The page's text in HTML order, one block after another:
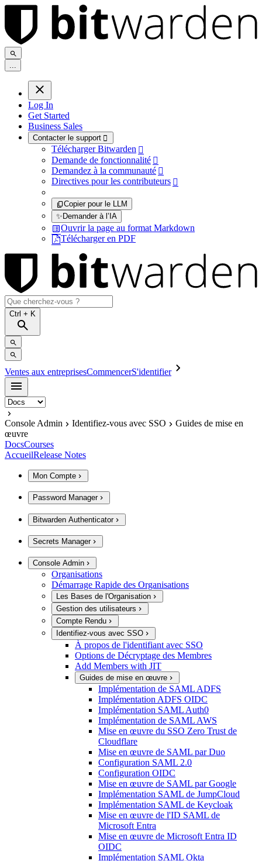
...
Log In
Get Started
Business Sales
Contacter le support 
Télécharger Bitwarden 
Demande de fonctionnalité 
Demandez à la communauté 
Directives pour les contributeurs 
Copier pour le LLM
✨Demander à l’IA
Ouvrir la page au format Markdown
Télécharger en PDF
Ctrl + K
Ventes aux entreprisesCommencerS'identifier
Console Admin Identifiez-vous avec SSO
Guides de mise en
œuvre
DocsCourses
AccueilRelease Notes
Mon Compte
Password Manager
Bitwarden Authenticator
Secrets Manager
Console Admin
Organisations
Démarrage Rapide des Organisations
Les Bases de l'Organisation
Gestion des utilisateurs
Compte Rendu
Identifiez-vous avec SSO
À propos de l'identifiant avec SSO
Options de Décryptage des Membres
Add Members with JIT
Guides de mise en œuvre
Implémentation de SAML ADFS
Implémentation ADFS OIDC
Implémentation SAML Auth0
Implémentation de SAML AWS
Mise en œuvre du SSO Zero Trust de
Cloudflare
Mise en œuvre de SAML par Duo
Configuration SAML 2.0
Configuration OIDC
Mise en œuvre de SAML par Google
Implémentation SAML de JumpCloud
Implémentation SAML de Keycloak
Mise en œuvre de l'ID SAML de
Microsoft Entra
Mise en œuvre de Microsoft Entra ID
OIDC
Implémentation SAML Okta